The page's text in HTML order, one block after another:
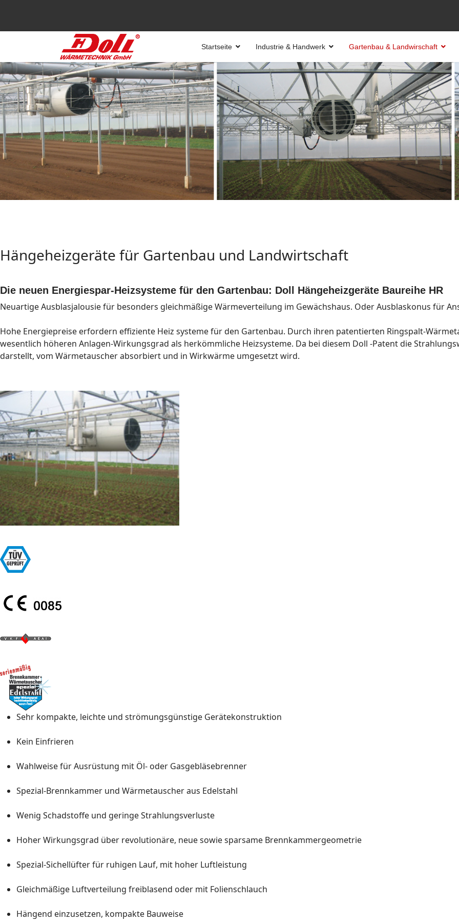
Startseite Industrie & Handwerk Gartenbau & Landwirschaft
Hängeheizgeräte für Gartenbau und Landwirtschaft
Die neuen Energiespar-Heizsysteme für den Gartenbau: Doll Hängeheizgeräte Baureihe HR
Neuartige Ausblasjalousie für besonders gleichmäßige Wärme­verteilung im Gewächshaus. Oder Ausblaskonus für
Hohe Energiepreise erfordern effiziente Heiz­ systeme für den Gartenbau. Durch ihren paten­tierten Ringspalt-
wesentlich höheren Anlagen-Wirkungsgrad als herkömmliche Heizsysteme. Da bei diesem Doll -Patent die
darstellt, vom Wärmetauscher absorbiert und in Wirkwärme umgesetzt wird.
Sehr kompakte, leichte und strömungsgünstige Gerätekonstruktion
Kein Einfrieren
Wahlweise für Ausrüstung mit Öl- oder Gasgebläsebrenner
Spezial-Brennkammer und Wärmetauscher aus Edelstahl
Wenig Schadstoffe und geringe Strahlungsverluste
Hoher Wirkungsgrad über revolutionäre, neue sowie sparsame Brennkammergeometrie
Spezial-Sichellüfter für ruhigen Lauf, mit hoher Luftleistung
Gleichmäßige Luftverteilung freiblasend oder mit Folienschlauch
Hängend einzusetzen, kompakte Bauweise